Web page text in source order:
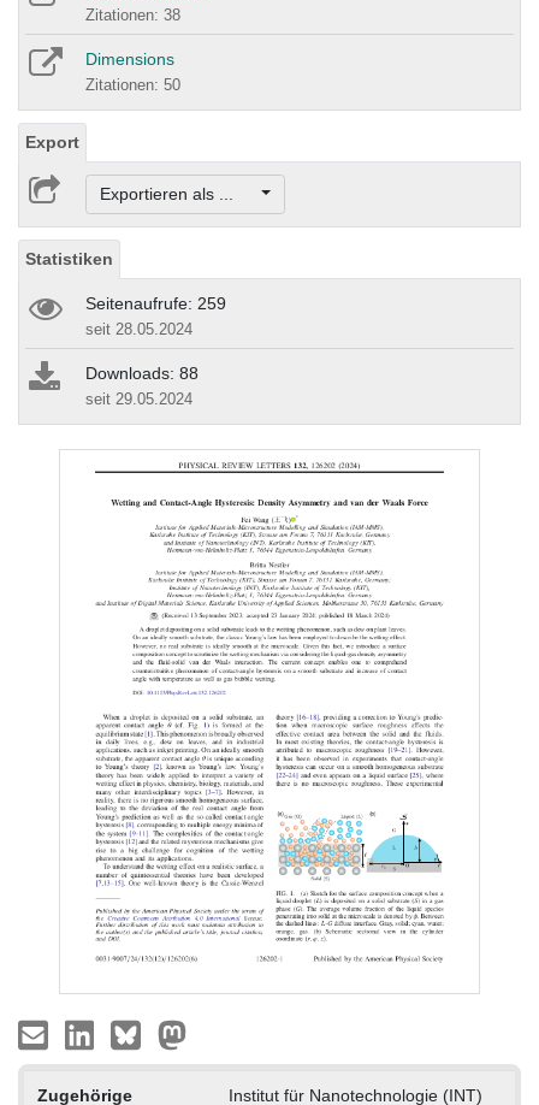
Zitationen: 38
Dimensions
Zitationen: 50
Export
Exportieren als ...
Statistiken
Seitenaufrufe: 259
seit 28.05.2024
Downloads: 88
seit 29.05.2024
Zugehörige
Institut für Nanotechnologie (INT)